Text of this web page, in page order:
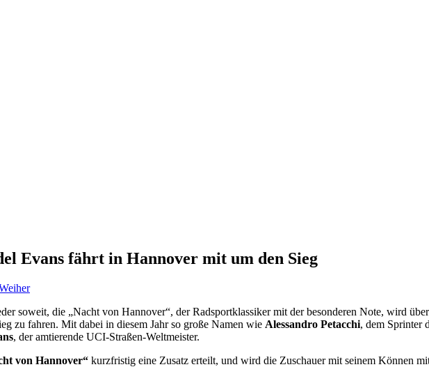
Evans fährt in Hannover mit um den Sieg
soweit, die „Nacht von Hannover“, der Radsportklassiker mit der besonderen Note, wird
zu fahren. Mit dabei in diesem Jahr so große Namen wie Alessandro Petacchi, dem Sprinter
, der amtierende UCI-Straßen-Weltmeister.
von Hannover“ kurzfristig eine Zusatz erteilt, und wird die Zuschauer mit seinem Können